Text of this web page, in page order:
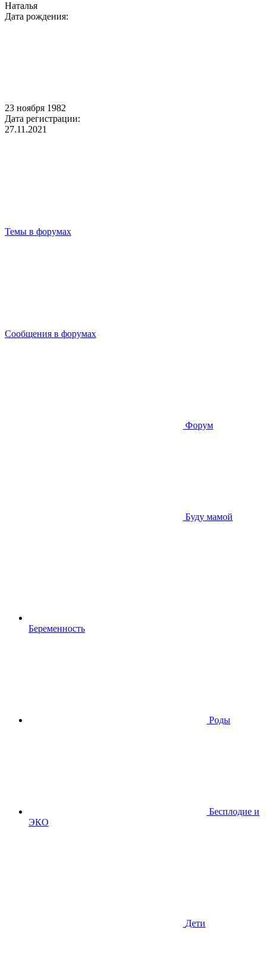
Наталья
Дата рождения:
23 ноября 1982
Дата регистрации:
27.11.2021
Темы в форумах
Сообщения в форумах
Форум
Буду мамой
Беременность
Роды
Бесплодие и
ЭКО
Дети